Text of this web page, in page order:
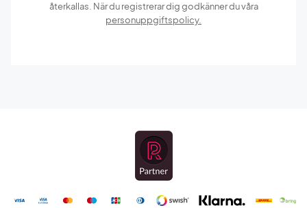
återkallas. När du registrerar dig godkänner du våra
personuppgiftspolicy.